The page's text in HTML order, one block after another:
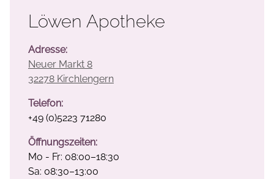
Löwen Apotheke
Adresse:
Neuer Markt 8
32278 Kirchlengern
Telefon:
+49 (0)5223 71280
Öffnungszeiten:
Mo - Fr: 08:00–18:30
Sa: 08:30–13:00